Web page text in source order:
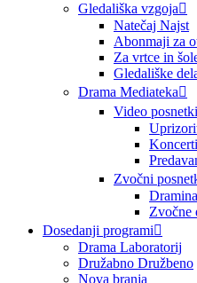
Gledališka vzgoja
Natečaj Najst
Abonmaji za
Za vrtce in
Gledališke
Drama Mediateka
Video posnetki
Koncerti
Zvočni
Zvočne
Dosedanji programi
Drama Laboratorij
Družabno Družbeno
Nova branja